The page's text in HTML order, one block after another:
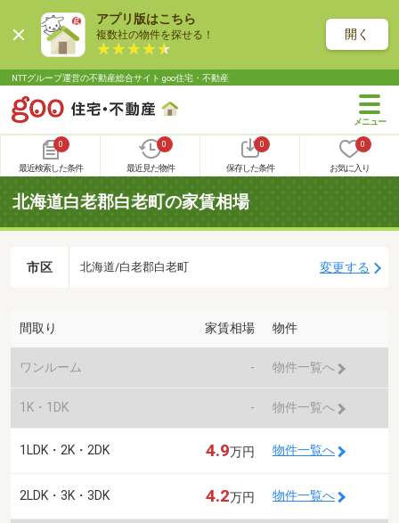
アプリ版はこちら
複数社の物件を探せる！ 開く
NTTグループ運営の不動産総合サイト goo住宅・不動産
0
最近検索した条件
0
最近見た物件
0
保存した条件
0
お気に入り
北海道白老郡白老町の家賃相場
市区 北海道/白老郡白老町 変更する
間取り 家賃相場 物件
ワンルーム - 物件一覧へ
1K・1DK - 物件一覧へ
1LDK・2K・2DK 4.9万円 物件一覧へ
2LDK・3K・3DK 4.2万円 物件一覧へ